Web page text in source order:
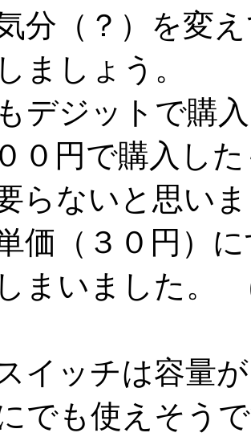
分（？）を変
ましょう。
デジットで購
０円で購入し
らないと思い
価（３０円）
まいました。
イッチは容量
でも使えそう